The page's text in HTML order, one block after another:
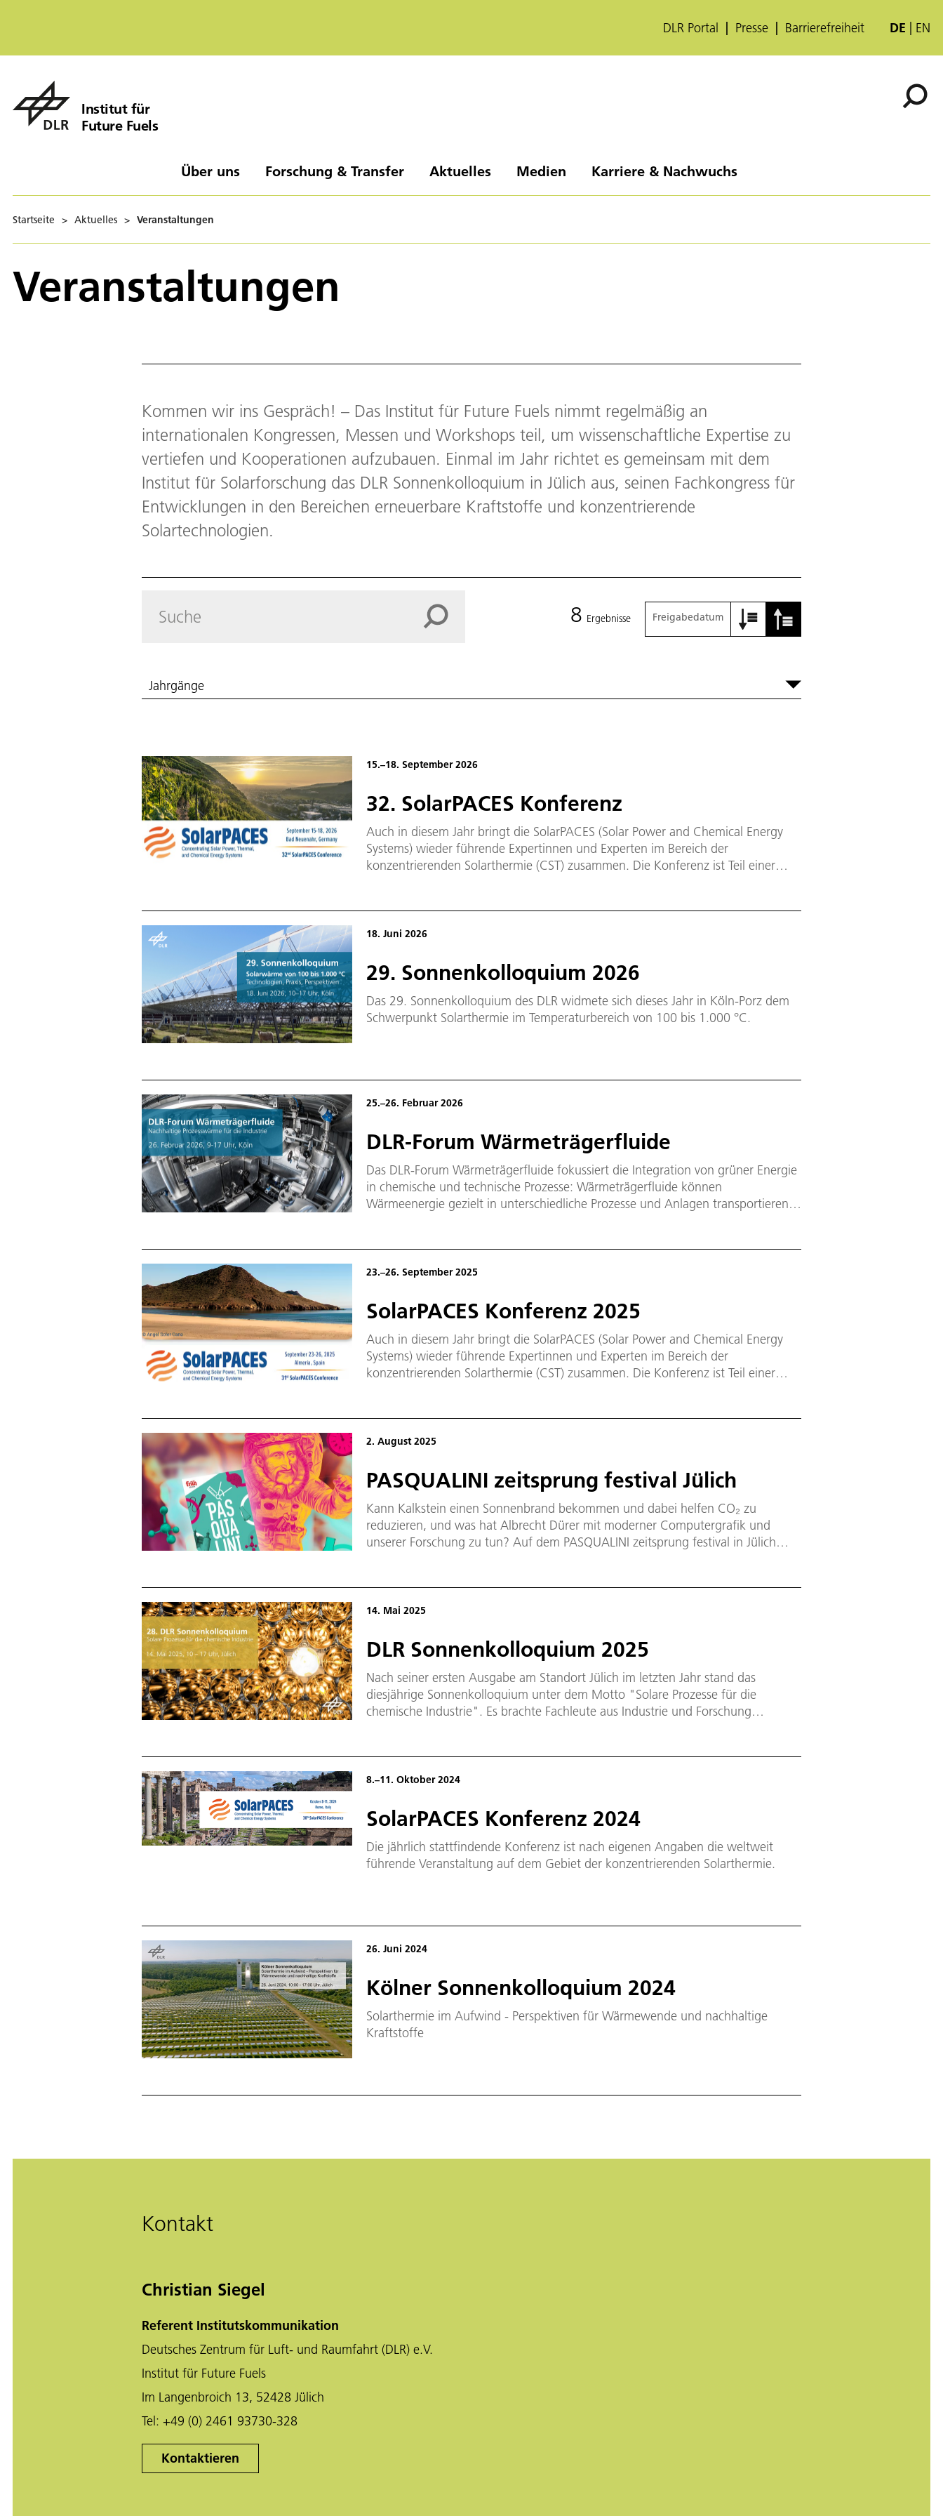
DLR Portal Presse Barrierefreiheit DE EN
Institut für
Future Fuels
Über uns Forschung & Transfer Aktuelles Medien Karriere & Nachwuchs
Startseite > Aktuelles > Veranstaltungen
Veranstaltungen
Kommen wir ins Gespräch! – Das Institut für Future Fuels nimmt regelmäßig an
internationalen Kongressen, Messen und Workshops teil, um wissenschaftliche Expertise zu
vertiefen und Kooperationen aufzubauen. Einmal im Jahr richtet es gemeinsam mit dem
Institut für Solarforschung das DLR Sonnenkolloquium in Jülich aus, seinen Fachkongress für
Entwicklungen in den Bereichen erneuerbare Kraftstoffe und konzentrierende
Solartechnologien.
8 Ergebnisse Freigabedatum
Jahrgänge
15.–18. September 2026
32. SolarPACES Konferenz
Auch in diesem Jahr bringt die SolarPACES (Solar Power and Chemical Energy
Systems) wieder führende Expertinnen und Experten im Bereich der
konzentrierenden Solarthermie (CST) zusammen. Die Konferenz ist Teil einer
Bad Neuenahr-Ahrweiler.
18. Juni 2026
29. Sonnenkolloquium 2026
Das 29. Sonnenkolloquium des DLR widmete sich dieses Jahr in Köln-Porz dem
Schwerpunkt Solarthermie im Temperaturbereich von 100 bis 1.000 °C.
25.–26. Februar 2026
DLR-Forum Wärmeträgerfluide
Das DLR-Forum Wärmeträgerfluide fokussiert die Integration von grüner Energie
in chemische und technische Prozesse: Wärmeträgerfluide können
Wärmeenergie gezielt in unterschiedliche Prozesse und Anlagen transportieren.
synthetischer Kraftstoffe.
23.–26. September 2025
SolarPACES Konferenz 2025
Auch in diesem Jahr bringt die SolarPACES (Solar Power and Chemical Energy
Systems) wieder führende Expertinnen und Experten im Bereich der
konzentrierenden Solarthermie (CST) zusammen. Die Konferenz ist Teil einer
Almería.
2. August 2025
PASQUALINI zeitsprung festival Jülich
Kann Kalkstein einen Sonnenbrand bekommen und dabei helfen CO₂ zu
reduzieren, und was hat Albrecht Dürer mit moderner Computergrafik und
unserer Forschung zu tun? Auf dem PASQUALINI zeitsprung festival in Jülich
Stadtfest zu sein!
14. Mai 2025
DLR Sonnenkolloquium 2025
Nach seiner ersten Ausgabe am Standort Jülich im letzten Jahr stand das
diesjährige Sonnenkolloquium unter dem Motto "Solare Prozesse für die
chemische Industrie". Es brachte Fachleute aus Industrie und Forschung
8.–11. Oktober 2024
SolarPACES Konferenz 2024
Die jährlich stattfindende Konferenz ist nach eigenen Angaben die weltweit
führende Veranstaltung auf dem Gebiet der konzentrierenden Solarthermie.
26. Juni 2024
Kölner Sonnenkolloquium 2024
Solarthermie im Aufwind - Perspektiven für Wärmewende und nachhaltige
Kraftstoffe
Kontakt
Christian Siegel
Referent Institutskommunikation
Deutsches Zentrum für Luft- und Raumfahrt (DLR) e.V.
Institut für Future Fuels
Im Langenbroich 13, 52428 Jülich
Tel: +49 (0) 2461 93730-328
Kontaktieren